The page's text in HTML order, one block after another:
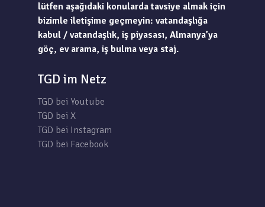
lütfen aşağıdaki konularda tavsiye almak için
bizimle iletişime geçmeyin: vatandaşlığa
kabul / vatandaşlık, iş piyasası, Almanya’ya
göç, ev arama, iş bulma veya staj.
TGD im Netz
TGD bei Youtube
TGD bei X
TGD bei Instagram
TGD bei Facebook